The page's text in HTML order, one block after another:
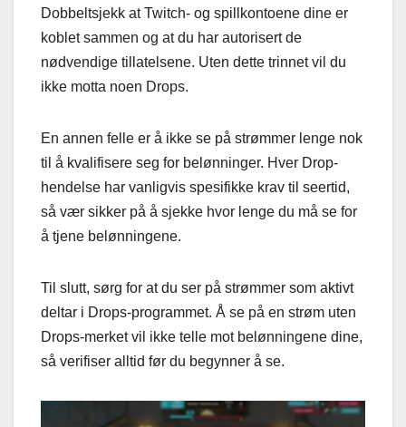
Dobbeltsjekk at Twitch- og spillkontoene dine er
koblet sammen og at du har autorisert de
nødvendige tillatelsene. Uten dette trinnet vil du
ikke motta noen Drops.
En annen felle er å ikke se på strømmer lenge nok
til å kvalifisere seg for belønninger. Hver Drop-
hendelse har vanligvis spesifikke krav til seertid,
så vær sikker på å sjekke hvor lenge du må se for
å tjene belønningene.
Til slutt, sørg for at du ser på strømmer som aktivt
deltar i Drops-programmet. Å se på en strøm uten
Drops-merket vil ikke telle mot belønningene dine,
så verifiser alltid før du begynner å se.